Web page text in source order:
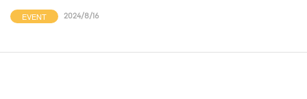
EVENT 2024/8/16